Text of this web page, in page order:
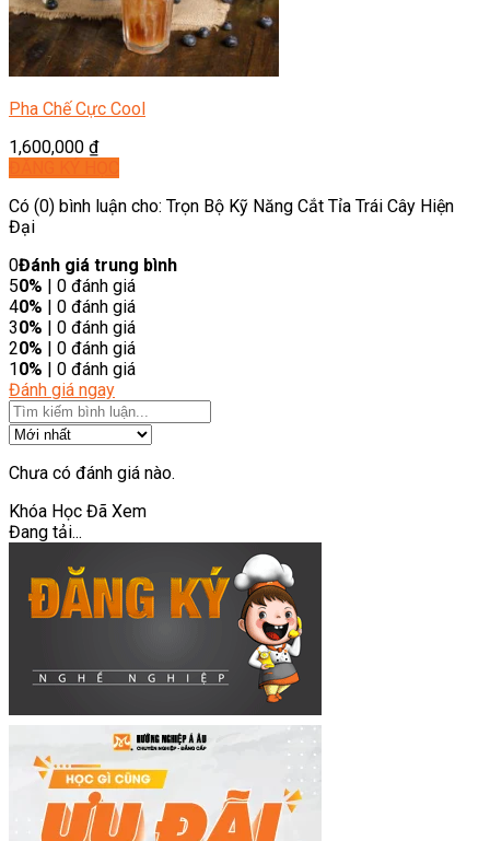
Pha Chế Cực Cool
1,600,000 ₫
Có (0) bình luận cho: Trọn Bộ Kỹ Năng Cắt Tỉa Trái Cây Hiện
Đại
0Đánh giá trung bình
50% | 0 đánh giá
40% | 0 đánh giá
30% | 0 đánh giá
20% | 0 đánh giá
10% | 0 đánh giá
Đánh giá ngay
Chưa có đánh giá nào.
Khóa Học Đã Xem
Đang tải...